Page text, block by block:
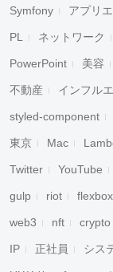
Symfony アプリ
PL ネットワーク
PowerPoint 美容
不動産 インフル
styled-component
東京 Mac
Twitter YouTube
gulp riot flexbox
web3 nft crypto
IP 正社員 シス